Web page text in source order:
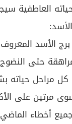
العاطفية
برج الأسد
حتى
مراحل حياته
مرتين على
أخطاء